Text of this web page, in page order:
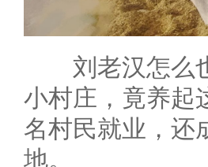
刘老汉怎么也
小村庄，竟养起
名村民就业，还
地。